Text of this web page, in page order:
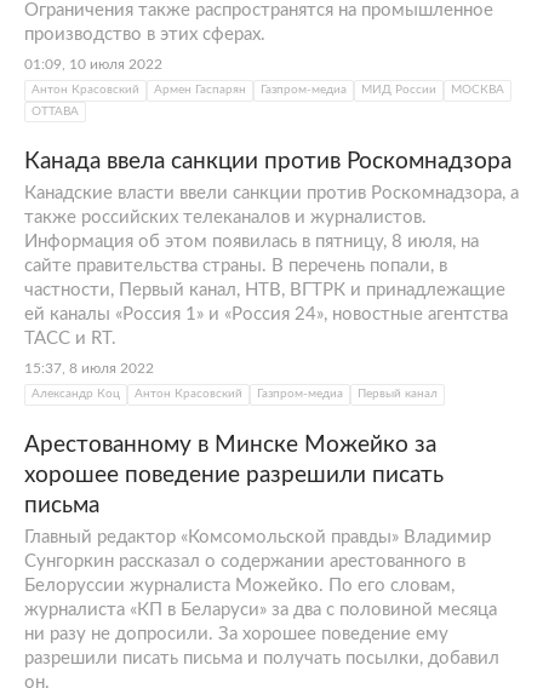
Ограничения также распространятся на промышленное
производство в этих сферах.
01:09, 10 июля 2022
Антон Красовский Армен Гаспарян Газпром-медиа МИД России
МОСКВА
ОТТАВА
Канада ввела санкции против Роскомнадзора
Канадские власти ввели санкции против Роскомнадзора, а
также российских телеканалов и журналистов.
Информация об этом появилась в пятницу, 8 июля, на
сайте правительства страны. В перечень попали, в
частности, Первый канал, НТВ, ВГТРК и принадлежащие
ей каналы «Россия 1» и «Россия 24», новостные агентства
ТАСС и RT.
15:37, 8 июля 2022
Александр Коц Антон Красовский Газпром-медиа Первый канал
Арестованному в Минске Можейко за
хорошее поведение разрешили писать
письма
Главный редактор «Комсомольской правды» Владимир
Сунгоркин рассказал о содержании арестованного в
Белоруссии журналиста Можейко. По его словам,
журналиста «КП в Беларуси» за два с половиной месяца
ни разу не допросили. За хорошее поведение ему
разрешили писать письма и получать посылки, добавил
он.